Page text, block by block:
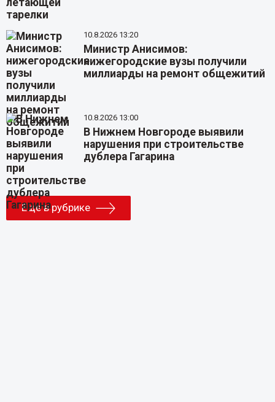
10.8.2026 13:20
Министр Анисимов:
нижегородские вузы получили
миллиарды на ремонт общежитий
10.8.2026 13:00
В Нижнем Новгороде выявили
нарушения при строительстве
дублера Гагарина
Еще в рубрике